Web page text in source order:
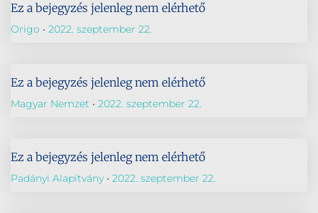
Ez a bejegyzés jelenleg nem elérhető
Origo 2022. szeptember 22.
Ez a bejegyzés jelenleg nem elérhető
Magyar Nemzet 2022. szeptember 22.
Ez a bejegyzés jelenleg nem elérhető
Padányi Alapítvány 2022. szeptember 22.